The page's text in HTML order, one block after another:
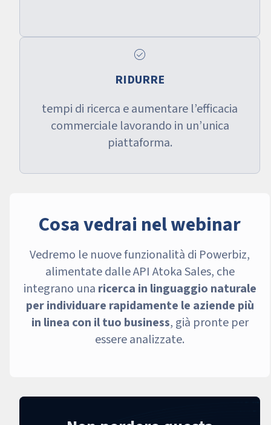
check_circle
RIDURRE
tempi di ricerca e aumentare l’efficacia
commerciale lavorando in un’unica
piattaforma.
Cosa vedrai nel webinar
Vedremo le nuove funzionalità di Powerbiz,
alimentate dalle API Atoka Sales, che
integrano una ricerca in linguaggio naturale
per individuare rapidamente le aziende più
in linea con il tuo business, già pronte per
essere analizzate.